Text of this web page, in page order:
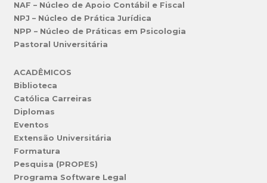
NAF – Núcleo de Apoio Contábil e Fiscal
NPJ – Núcleo de Prática Jurídica
NPP – Núcleo de Práticas em Psicologia
Pastoral Universitária
ACADÊMICOS
Biblioteca
Católica Carreiras
Diplomas
Eventos
Extensão Universitária
Formatura
Pesquisa (PROPES)
Programa Software Legal